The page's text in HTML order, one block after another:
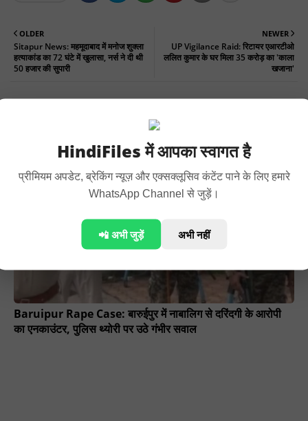
HindiFiles में आपका स्वागत है
प्रीमियम अपडेट, ब्रेकिंग न्यूज़ और एक्सक्लूसिव कंटेंट पाने के लिए हमारे
WhatsApp Channel से जुड़ें।
📲 अभी जुड़ें अभी नहीं
NEWER
UP Vigilance Raid: रिटायर एआरटीओ
ललित कुमार के घर मिला 35 करोड़ का 'काला
खजाना'
OLDER
Sitapur News: महमूदाबाद में मनोज शुक्ला
हत्याकांड का 72 घंटे में खुलासा, नर्स ने दी थी
50 हजार की सुपारी
Show more
Baruipur Rape Case: बारुईपुर में नाबालिग से दरिंदगी के आरोपी
का एनकाउंटर, पुलिस थ्योरी पर उठे गंभीर सवाल